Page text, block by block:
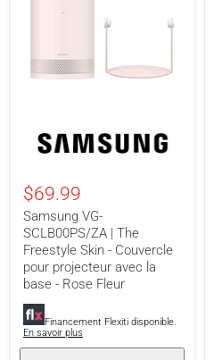
VG-
SCLB00PS/ZA
Freestyle
Skin
Couvercle
pour
projecteur
avec
la
base
Rose
Fleur
$69.99
Samsung VG-
SCLB00PS/ZA | The
Freestyle Skin - Couvercle
pour projecteur avec la
base - Rose Fleur
Financement Flexiti disponible.
En savoir plus